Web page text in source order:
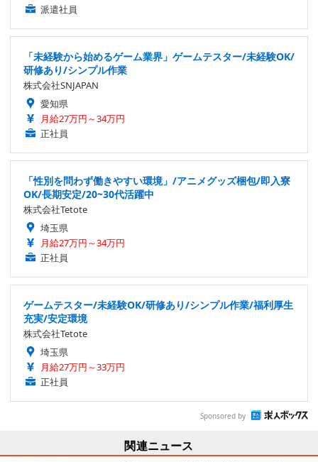
派遣社員
「未経験から始めるゲーム業界」ゲームテスター/未経験OK/
研修あり/シンプル作業
株式会社SNJAPAN
愛知県
月給27万円～34万円
正社員
「性別を問わず働きやすい環境」/アニメグッズ梱包/即入寮
OK/長期安定/20~30代活躍中
株式会社Tetote
埼玉県
月給27万円～34万円
正社員
ゲームテスター/未経験OK/研修あり/シンプル作業/福利厚生
充実/安定環境
株式会社Tetote
埼玉県
月給27万円～33万円
正社員
Sponsored by
関連ニュース